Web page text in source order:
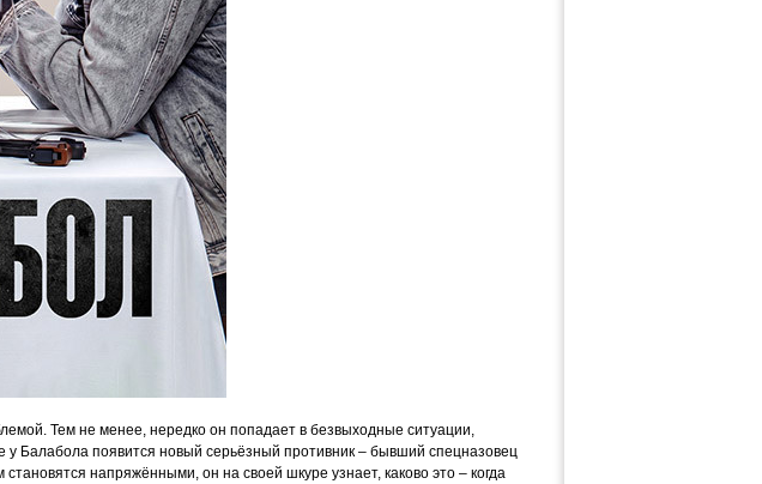
Тем не менее, нередко он попадает в безвыходные ситуации,
Балабола появится новый серьёзный противник – бывший спецназовец
напряжёнными, он на своей шкуре узнает, каково это – когда